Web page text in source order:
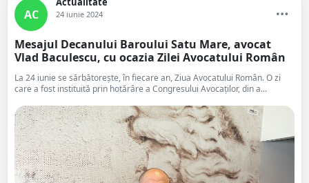
AC 24 iunie 2024
Mesajul Decanului Baroului Satu Mare, avocat
Vlad Baculescu, cu ocazia Zilei Avocatului Român
La 24 iunie se sărbătoreşte, în fiecare an, Ziua Avocatului Român. O zi
care a fost instituită prin hotărâre a Congresului Avocaţilor, din a...